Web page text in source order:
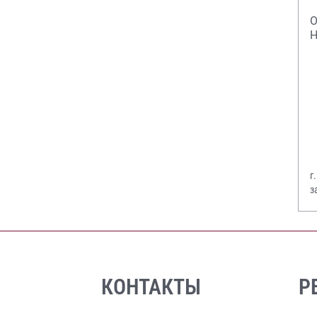
КОНТАКТЫ